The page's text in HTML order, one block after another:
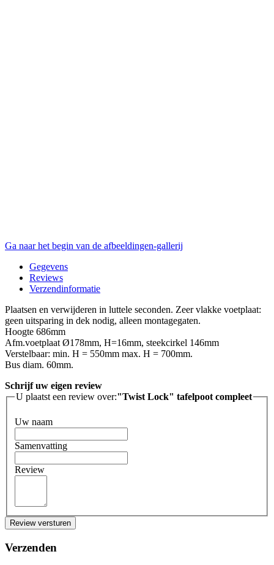
Ga naar het begin van de afbeeldingen-gallerij
Gegevens
Reviews
Verzendinformatie
Plaatsen en verwijderen in luttele seconden. Zeer vlakke voetplaat:
geen uitsparing in dek nodig, alleen montagegaten.
Hoogte 686mm
Afm.voetplaat Ø178mm, H=16mm, steekcirkel 146mm
Verstelbaar: min. H = 550mm max. H = 700mm.
Bus diam. 60mm.
Schrijf uw eigen review
U plaatst een review over:"Twist Lock" tafelpoot compleet
Uw naam
Samenvatting
Review
Review versturen
Verzenden